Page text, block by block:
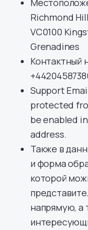
Richmond
VC0100
Grenadines
Контактный
Support
protected
be enabled
address.
Также в
и форма
которой
напрямую, а